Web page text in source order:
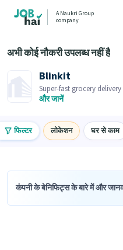
A Naukri Group
company
अभी कोई नौकरी उपलब्ध नहीं है
Blinkit
Super-fast grocery
you within minutes.
और जानें
फिल्टर लोकेशन घर से काम
कंपनी के बेनिफिट्स के बारे में और